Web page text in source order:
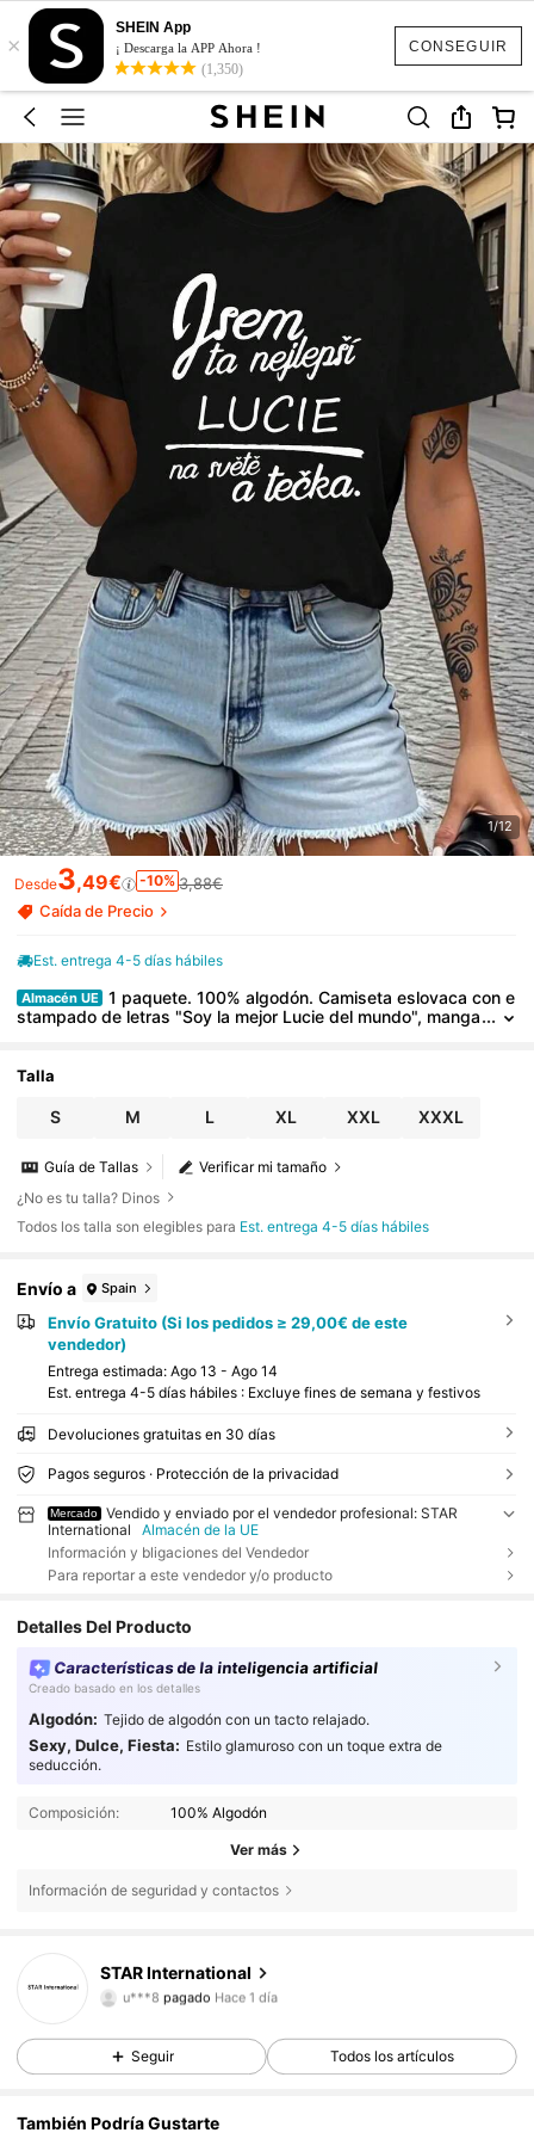
CONSEGUIR
×
SHEIN App
¡ Descarga la APP Ahora !
(1,350)
1/12
Desde3,49€ -10% 3,88€
Caída de Precio
Est. entrega 4-5 días hábiles
Almacén UE
1 paquete. 100% algodón. Camiseta eslovaca con e
stampado de letras "Soy la mejor Lucie del mundo", manga
Talla
S M L XL XXL XXXL
Verificar mi tamaño
Guía de Tallas
¿No es tu talla? Dinos
Todos los talla son elegibles para Est. entrega 4-5 días hábiles
Envío a Spain
Envío Gratuito (Si los pedidos ≥ 29,00€ de este
vendedor)
Entrega estimada: Ago 13 - Ago 14
Est. entrega 4-5 días hábiles : Excluye fines de semana y festivos
Devoluciones gratuitas en 30 días
Pagos seguros · Protección de la privacidad
Mercado
Vendido y enviado por el vendedor profesional: STAR
International
Almacén de la UE
Información y bligaciones del Vendedor
Para reportar a este vendedor y/o producto
Detalles Del Producto
Características de la inteligencia artificial
Creado basado en los detalles
Algodón: Tejido de algodón con un tacto relajado.
Sexy, Dulce, Fiesta: Estilo glamuroso con un toque extra de
seducción.
Composición: 100% Algodón
Ver más
Información de seguridad y contactos
STAR International
u***8pagadoHace 1 día
P***y seguido hace Hace 1 día
4,85 110 Seguidores
4,85 110 Seguidores
Seguir Todos los artículos
También Podría Gustarte